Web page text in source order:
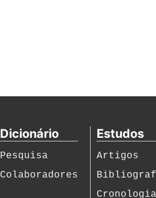
Dicionário
Pesquisa
Colaboradores
Estudos
Artigos